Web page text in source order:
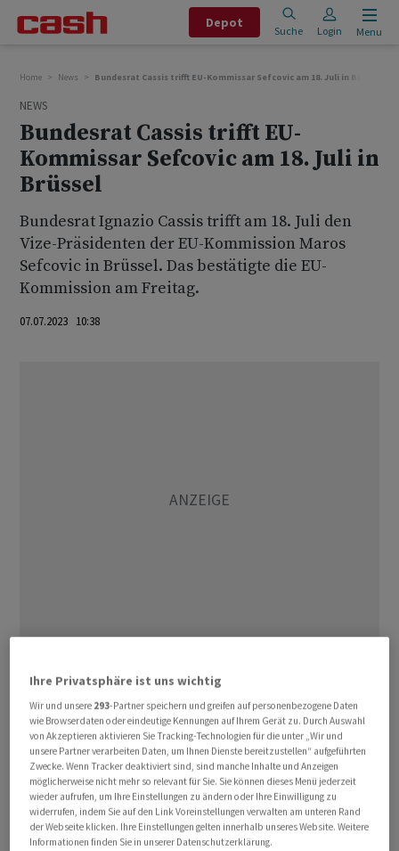
Depot
Suche Login Menu
Home News Bundesrat Cassis trifft EU-Kommissar Sefcovic am 18. Juli in Brüssel
NEWS
Bundesrat Cassis trifft EU-
Kommissar Sefcovic am 18. Juli in
Brüssel
Bundesrat Ignazio Cassis trifft am 18. Juli den
Vize-Präsidenten der EU-Kommission Maros
Sefcovic in Brüssel. Das bestätigte die EU-
Kommission am Freitag.
07.07.2023 10:38
"eine Bestandesaufnahme zu den bisherigen
Sondierungsgesprächen zu machen", schrieb Brüssel
weiter.
Insgesamt fanden zehn Sondierungsrunden zwischen
der Staatssekretärin Livia Leu und ihrem EU-
Verhandlungspartner Juraj Nociar statt. Ausserdem gab
es zusätzlich etliche Treffen auf technischer Ebene.
Ihre Privatsphäre ist uns wichtig
Wir und unsere 293-Partner speichern und greifen auf personenbezogene Daten
wie Browserdaten oder eindeutige Kennungen auf Ihrem Gerät zu. Durch Auswahl
von Akzeptieren aktivieren Sie Tracking-Technologien für die unter „Wir und
unsere Partner verarbeiten Daten, um Ihnen Dienste bereitzustellen“ aufgeführten
Zwecke. Wenn Tracker deaktiviert sind, sind manche Inhalte und Anzeigen
möglicherweise nicht mehr so relevant für Sie. Sie können dieses Menü jederzeit
wieder aufrufen, um Ihre Einstellungen zu ändern oder Ihre Einwilligung zu
widerrufen, indem Sie auf den Link Voreinstellungen verwalten am unteren Rand
der Webseite klicken. Ihre Einstellungen gelten innerhalb unseres Website. Weitere
Informationen finden Sie in unserer Datenschutzerklärung.